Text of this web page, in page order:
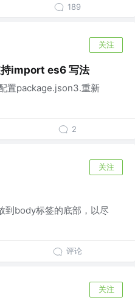
189
关注
import es6 写法
置package.json3.重新
2
关注
到body标签的底部，以尽
评论
关注